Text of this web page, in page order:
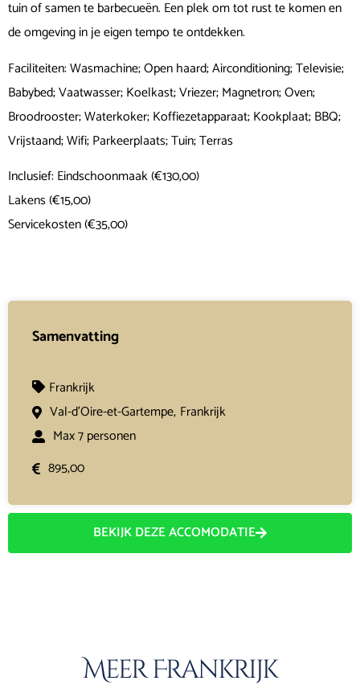
tuin of samen te barbecueën. Een plek om tot rust te komen en
de omgeving in je eigen tempo te ontdekken.
Faciliteiten: Wasmachine; Open haard; Airconditioning; Televisie;
Babybed; Vaatwasser; Koelkast; Vriezer; Magnetron; Oven;
Broodrooster; Waterkoker; Koffiezetapparaat; Kookplaat; BBQ;
Vrijstaand; Wifi; Parkeerplaats; Tuin; Terras
Inclusief: Eindschoonmaak (€130,00)
Lakens (€15,00)
Servicekosten (€35,00)
Samenvatting
Frankrijk
Val-d'Oire-et-Gartempe, Frankrijk
Max 7 personen
895,00
BEKIJK DEZE ACCOMODATIE
Meer Frankrijk